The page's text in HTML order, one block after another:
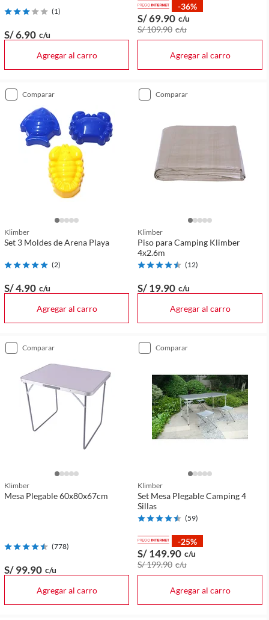
(1)
S/ 6.90 c/u
Agregar al carro
-36%
S/ 69.90 c/u
S/ 109.90 c/u
Agregar al carro
comparar
Klimber
Set 3 Moldes de Arena Playa
(2)
S/ 4.90 c/u
Agregar al carro
comparar
Klimber
Piso para Camping Klimber
4x2.6m
(12)
S/ 19.90 c/u
Agregar al carro
comparar
Klimber
Mesa Plegable 60x80x67cm
(778)
S/ 99.90 c/u
Agregar al carro
comparar
Klimber
Set Mesa Plegable Camping 4
Sillas
(59)
-25%
S/ 149.90 c/u
S/ 199.90 c/u
Agregar al carro